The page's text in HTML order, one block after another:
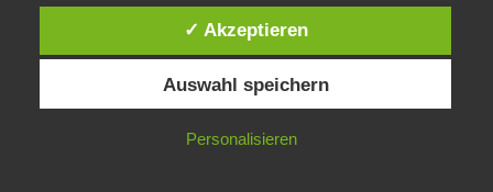
24. Juli 2020 0
20. Juni 2017
Diese Website verwendet Cookies. Durch die weitere Nutzung dieser
Website stimmst du der Verwendung von Cookies zu.
IN ORDNUNG
✓ Akzeptieren
Auswahl speichern
Personalisieren